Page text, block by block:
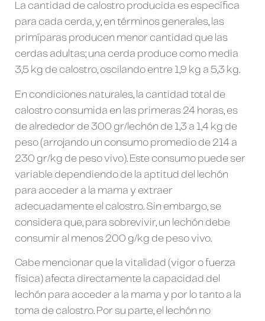
La cantidad de calostro producida es específica
para cada cerda, y, en términos generales, las
primíparas producen menor cantidad que las
cerdas adultas; una cerda produce como media
3,5 kg de calostro, oscilando entre 1,9 kg a 5,3 kg.
En condiciones naturales, la cantidad total de
calostro consumida en las primeras 24 horas, es
de alrededor de 300 gr/lechón de 1,3 a 1,4 kg de
peso (arrojando un consumo promedio de 214 a
230 gr/kg de peso vivo). Este consumo puede ser
variable dependiendo de la aptitud del lechón
para acceder a la mama y extraer
adecuadamente el calostro. Sin embargo, se
considera que, para sobrevivir, un lechón debe
consumir al menos 200 g/kg de peso vivo.
Cabe mencionar que la vitalidad (vigor o fuerza
física) afecta directamente la capacidad del
lechón para acceder a la mama y por lo tanto a la
toma de calostro. Por su parte, el lechón no